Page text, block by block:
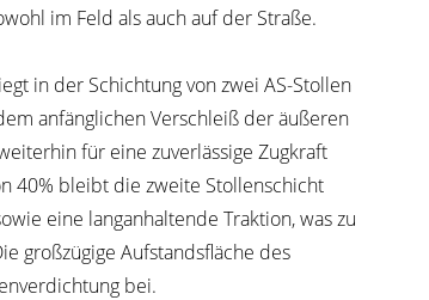
im Feld als auch auf der Straße.
in der Schichtung von zwei AS-Stollen
anfänglichen Verschleiß der äußeren
für eine zuverlässige Zugkraft
40% bleibt die zweite Stollenschicht
eine langanhaltende Traktion, was zu
großzügige Aufstandsfläche des
bei.